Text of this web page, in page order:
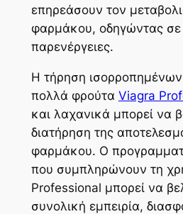
επηρεάσουν τον
φαρμάκου, οδηγώντας σε
παρενέργειες.
Η τήρηση
πολλά φρούτα Viagra
και λαχανικά μπορεί να
διατήρηση της
φαρμάκου. Ο
που συμπληρώνουν τη
Professional μπορεί να
συνολική εμπειρία,